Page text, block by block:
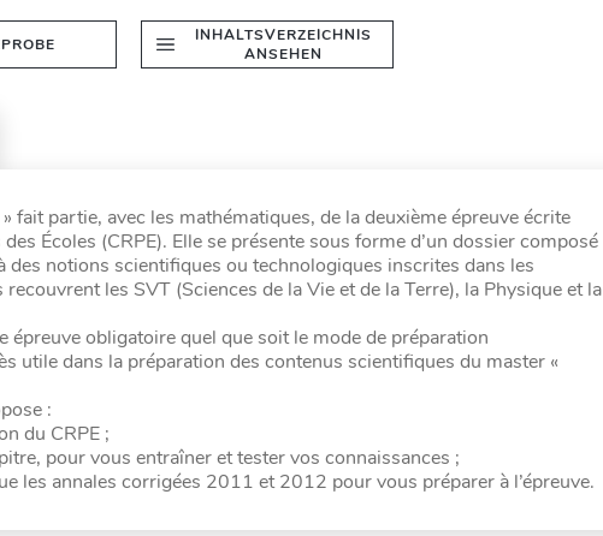
INHALTSVERZEICHNIS
ANSEHEN
fait partie, avec les mathématiques, de la deuxième épreuve écrite
Écoles (CRPE). Elle se présente sous forme d’un dossier composé
notions scientifiques ou technologiques inscrites dans les
les SVT (Sciences de la Vie et de la Terre), la Physique et la
obligatoire quel que soit le mode de préparation
utile dans la préparation des contenus scientifiques du master «
:
du CRPE ;
pour vous entraîner et tester vos connaissances ;
les annales corrigées 2011 et 2012 pour vous préparer à l’épreuve.